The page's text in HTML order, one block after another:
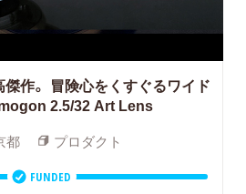
作。 冒険心をくすぐるワイド
2.5/32 Art Lens
都 プロダクト
FUNDED